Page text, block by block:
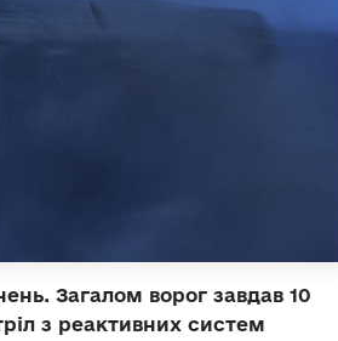
Загалом ворог завдав 10
з реактивних систем